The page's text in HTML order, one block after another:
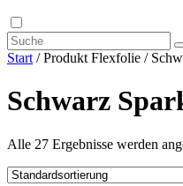
Start / Produkt Flexfolie /
Schwarz
Alle 27 Ergebnisse werden